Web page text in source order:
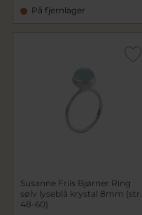
På fjernlager
Susanne Friis Bjørner Ring
sølv lyseblå krystal 8mm (str.
48-60)